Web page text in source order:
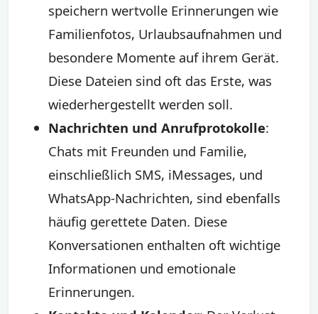
speichern wertvolle Erinnerungen wie
Familienfotos, Urlaubsaufnahmen und
besondere Momente auf ihrem Gerät.
Diese Dateien sind oft das Erste, was
wiederhergestellt werden soll.
Nachrichten und Anrufprotokolle:
Chats mit Freunden und Familie,
einschließlich SMS, iMessages, und
WhatsApp-Nachrichten, sind ebenfalls
häufig gerettete Daten. Diese
Konversationen enthalten oft wichtige
Informationen und emotionale
Erinnerungen.